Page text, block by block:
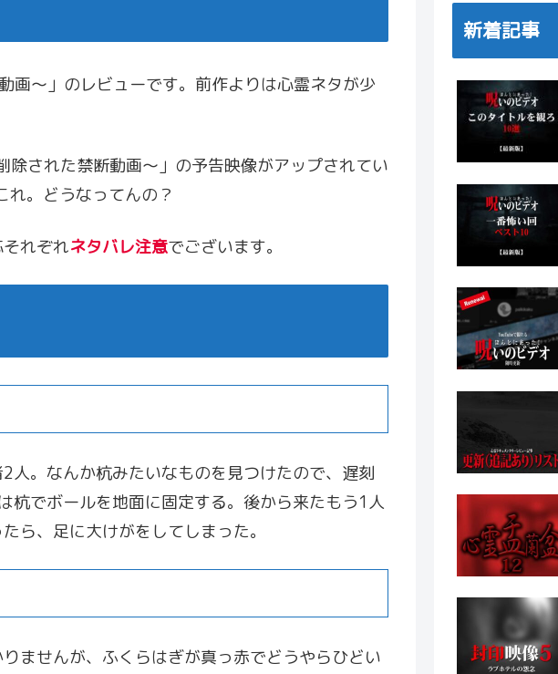
～」のレビューです。前作よりは心霊ネタが少
された禁断動画～」の予告映像がアップされてい
。どうなってんの？
れぞれネタバレ注意でございます。
人。なんか杭みたいなものを見つけたので、遅刻
杭でボールを地面に固定する。後から来たもう1人
ら、足に大けがをしてしまった。
ませんが、ふくらはぎが真っ赤でどうやらひどい
新着記事